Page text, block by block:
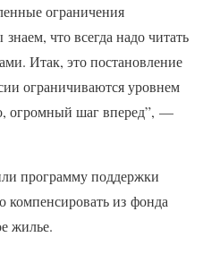
ограничения
что всегда надо читать
Итак, это постановление
ограничиваются уровнем
огромный шаг вперед”, —
программу поддержки
компенсировать из фонда
жилье.